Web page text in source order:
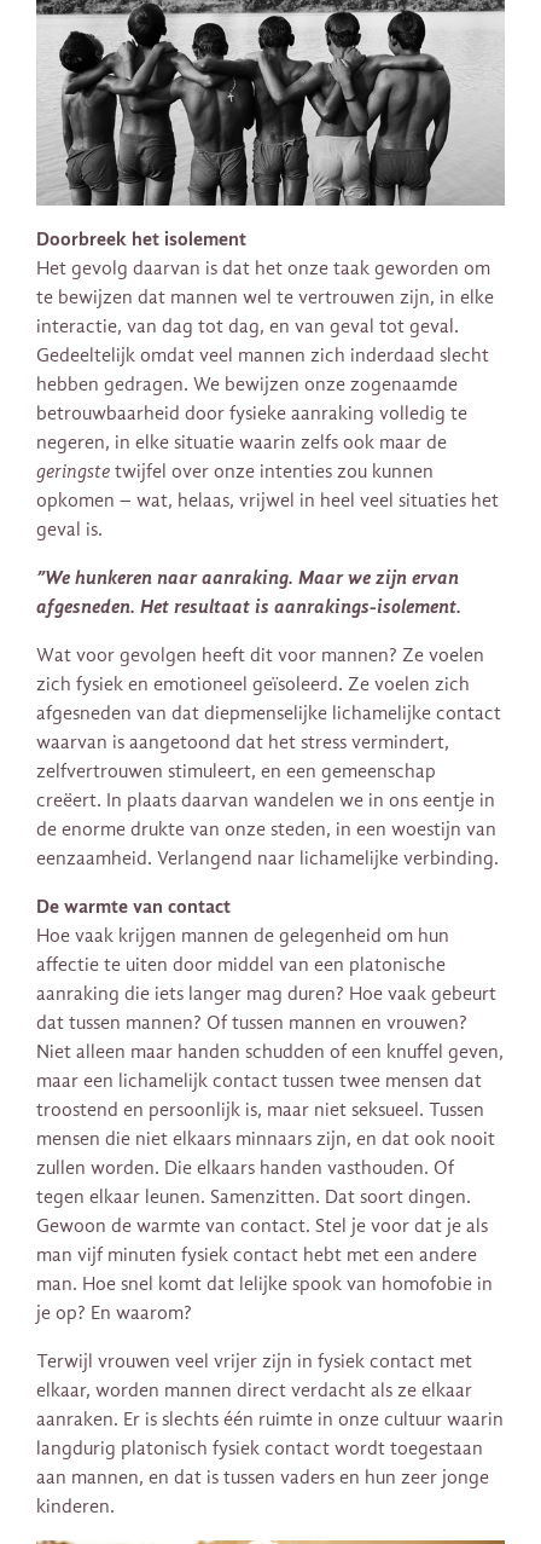
Doorbreek het isolement
Het gevolg daarvan is dat het onze taak geworden om
te bewijzen dat mannen wel te vertrouwen zijn, in elke
interactie, van dag tot dag, en van geval tot geval.
Gedeeltelijk omdat veel mannen zich inderdaad slecht
hebben gedragen. We bewijzen onze zogenaamde
betrouwbaarheid door fysieke aanraking volledig te
negeren, in elke situatie waarin zelfs ook maar de
geringste twijfel over onze intenties zou kunnen
opkomen – wat, helaas, vrijwel in heel veel situaties het
geval is.
”We hunkeren naar aanraking. Maar we zijn ervan
afgesneden. Het resultaat is aanrakings-isolement.
Wat voor gevolgen heeft dit voor mannen? Ze voelen
zich fysiek en emotioneel geïsoleerd. Ze voelen zich
afgesneden van dat diepmenselijke lichamelijke contact
waarvan is aangetoond dat het stress vermindert,
zelfvertrouwen stimuleert, en een gemeenschap
creëert. In plaats daarvan wandelen we in ons eentje in
de enorme drukte van onze steden, in een woestijn van
eenzaamheid. Verlangend naar lichamelijke verbinding.
De warmte van contact
Hoe vaak krijgen mannen de gelegenheid om hun
affectie te uiten door middel van een platonische
aanraking die iets langer mag duren? Hoe vaak gebeurt
dat tussen mannen? Of tussen mannen en vrouwen?
Niet alleen maar handen schudden of een knuffel geven,
maar een lichamelijk contact tussen twee mensen dat
troostend en persoonlijk is, maar niet seksueel. Tussen
mensen die niet elkaars minnaars zijn, en dat ook nooit
zullen worden. Die elkaars handen vasthouden. Of
tegen elkaar leunen. Samenzitten. Dat soort dingen.
Gewoon de warmte van contact. Stel je voor dat je als
man vijf minuten fysiek contact hebt met een andere
man. Hoe snel komt dat lelijke spook van homofobie in
je op? En waarom?
Terwijl vrouwen veel vrijer zijn in fysiek contact met
elkaar, worden mannen direct verdacht als ze elkaar
aanraken. Er is slechts één ruimte in onze cultuur waarin
langdurig platonisch fysiek contact wordt toegestaan ​​
aan mannen, en dat is tussen vaders en hun zeer jonge
kinderen.